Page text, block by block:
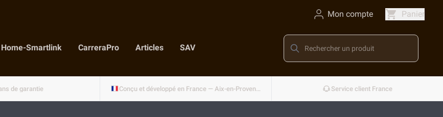
Mon compte Panier
Home-Smartlink CarreraPro Articles SAV
de garantie Conçu et développé en France — Aix-en-Provence Service client France